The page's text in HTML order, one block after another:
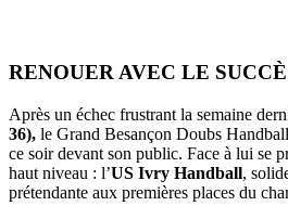
RENOUER AVEC LE
Après un échec frustrant la semaine
36), le Grand Besançon Doubs
ce soir devant son public. Face à lui se
haut niveau : l’US Ivry Handball,
prétendante aux premières places du